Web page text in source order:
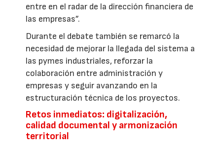
entre en el radar de la dirección financiera de
las empresas”.
Durante el debate también se remarcó la
necesidad de mejorar la llegada del sistema a
las pymes industriales, reforzar la
colaboración entre administración y
empresas y seguir avanzando en la
estructuración técnica de los proyectos.
Retos inmediatos: digitalización,
calidad documental y armonización
territorial